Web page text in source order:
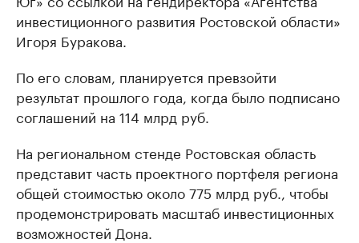
инвестиционного развития Ростовской области»
Игоря Буракова.
По его словам, планируется превзойти
результат прошлого года, когда было подписано
соглашений на 114 млрд руб.
На региональном стенде Ростовская область
представит часть проектного портфеля региона
общей стоимостью около 775 млрд руб., чтобы
продемонстрировать масштаб инвестиционных
возможностей Дона.